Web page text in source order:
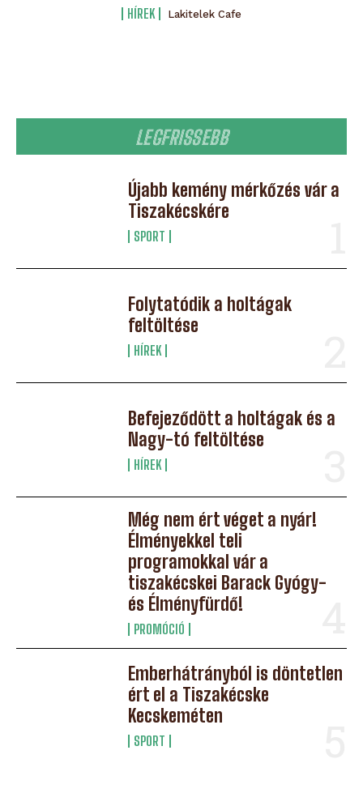
HÍREK Lakitelek Cafe
LEGFRISSEBB
Újabb kemény mérkőzés vár a
Tiszakécskére
SPORT
Folytatódik a holtágak
feltöltése
HÍREK
Befejeződött a holtágak és a
Nagy-tó feltöltése
HÍREK
Még nem ért véget a nyár!
Élményekkel teli
programokkal vár a
tiszakécskei Barack Gyógy-
és Élményfürdő!
PROMÓCIÓ
Emberhátrányból is döntetlen
ért el a Tiszakécske
Kecskeméten
SPORT